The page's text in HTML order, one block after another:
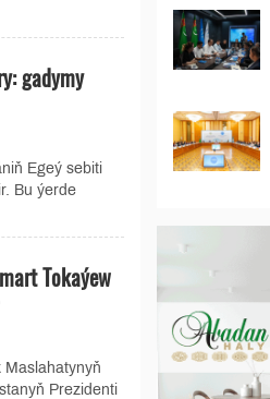
gadymy
Egeý sebiti
Bu ýerde
Tokaýew
Prezidenti